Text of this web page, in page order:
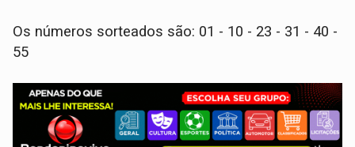
Os números sorteados são: 01 - 10 - 23 - 31 - 40 -
55